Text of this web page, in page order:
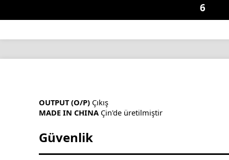
6
OUTPUT (O/P)Çıkış
MADE IN CHINAÇin'de üretilmiştir
Güvenlik